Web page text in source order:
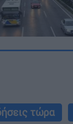
τώρα